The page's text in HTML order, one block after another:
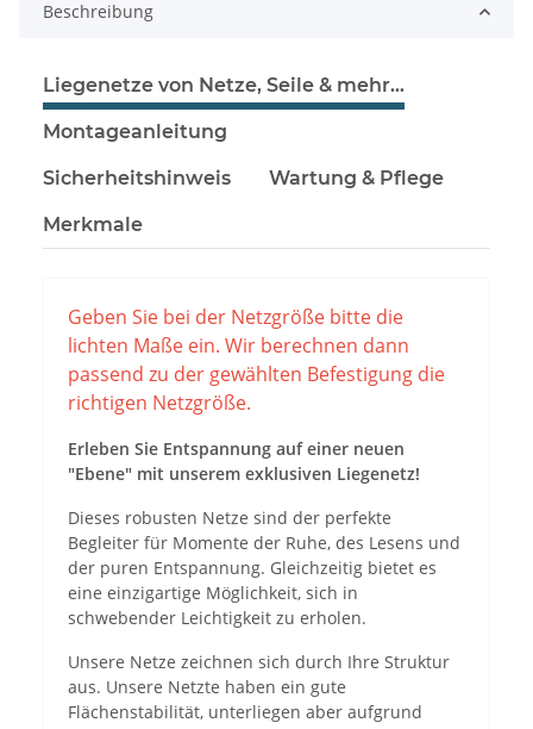
Beschreibung
Liegenetze von Netze, Seile & mehr...
Montageanleitung
Sicherheitshinweis Wartung & Pflege
Merkmale
Geben Sie bei der Netzgröße bitte die
lichten Maße ein. Wir berechnen dann
passend zu der gewählten Befestigung die
richtigen Netzgröße.
Erleben Sie Entspannung auf einer neuen
"Ebene" mit unserem exklusiven Liegenetz!
Dieses robusten Netze sind der perfekte
Begleiter für Momente der Ruhe, des Lesens und
der puren Entspannung. Gleichzeitig bietet es
eine einzigartige Möglichkeit, sich in
schwebender Leichtigkeit zu erholen.
Unsere Netze zeichnen sich durch Ihre Struktur
aus. Unsere Netzte haben ein gute
Flächenstabilität, unterliegen aber aufgrund